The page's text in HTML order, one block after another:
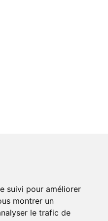
suivi pour améliorer
montrer un
le trafic de